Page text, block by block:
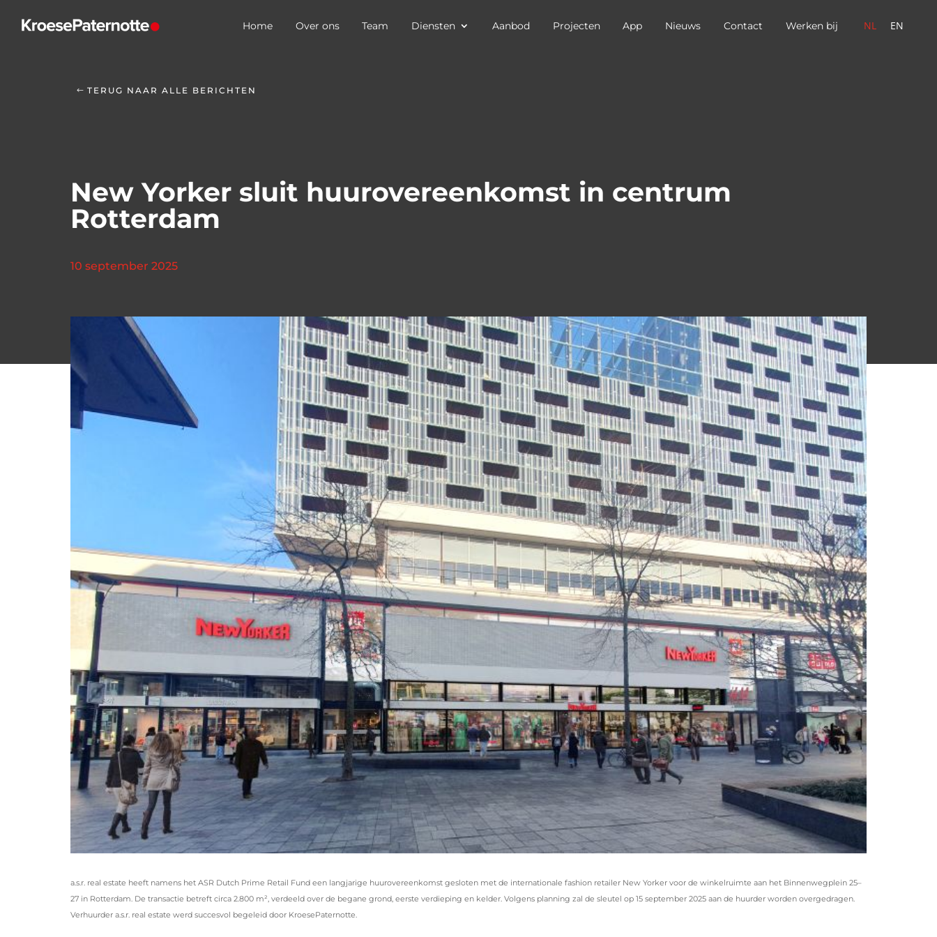
NL EN
Home Over ons Team Diensten Aanbod Projecten App Nieuws Contact Werken bij
TERUG NAAR ALLE BERICHTEN
New Yorker sluit huurovereenkomst in centrum
Rotterdam
10 september 2025
a.s.r. real estate heeft namens het ASR Dutch Prime Retail Fund een langjarige huurovereenkomst gesloten met de internationale fashion retailer New Yorker voor de winkelruimte aan het Binnenwegplein 25–
27 in Rotterdam. De transactie betreft circa 2.800 m², verdeeld over de begane grond, eerste verdieping en kelder. Volgens planning zal de sleutel op 15 september 2025 aan de huurder worden overgedragen.
Verhuurder a.s.r. real estate werd succesvol begeleid door KroesePaternotte.